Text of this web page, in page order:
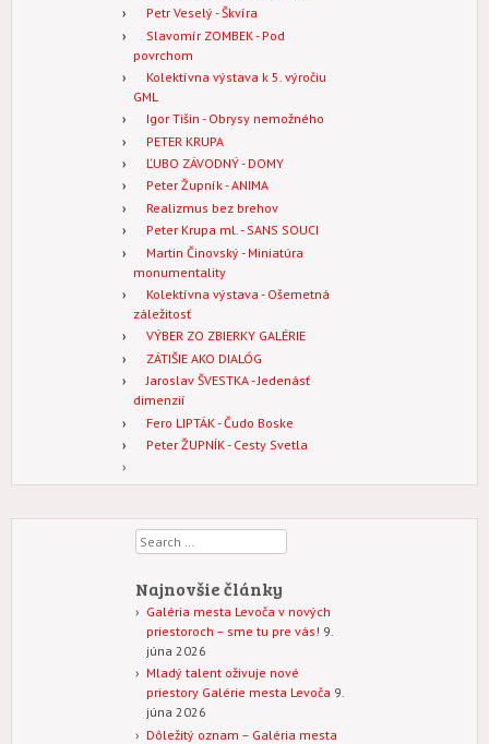
Petr Veselý - Škvíra
Slavomír ZOMBEK - Pod
povrchom
Kolektívna výstava k 5. výročiu
GML
Igor Tišin - Obrysy nemožného
PETER KRUPA
ĽUBO ZÁVODNÝ - DOMY
Peter Župník - ANIMA
Realizmus bez brehov
Peter Krupa ml. - SANS SOUCI
Martin Činovský - Miniatúra
monumentality
Kolektívna výstava - Ošemetná
záležitosť
VÝBER ZO ZBIERKY GALÉRIE
ZÁTIŠIE AKO DIALÓG
Jaroslav ŠVESTKA - Jedenásť
dimenzií
Fero LIPTÁK - Čudo Boske
Peter ŽUPNÍK - Cesty Svetla
Search
Najnovšie články
Galéria mesta Levoča v nových
priestoroch – sme tu pre vás! 9.
júna 2026
Mladý talent oživuje nové
priestory Galérie mesta Levoča 9.
júna 2026
Dôležitý oznam – Galéria mesta